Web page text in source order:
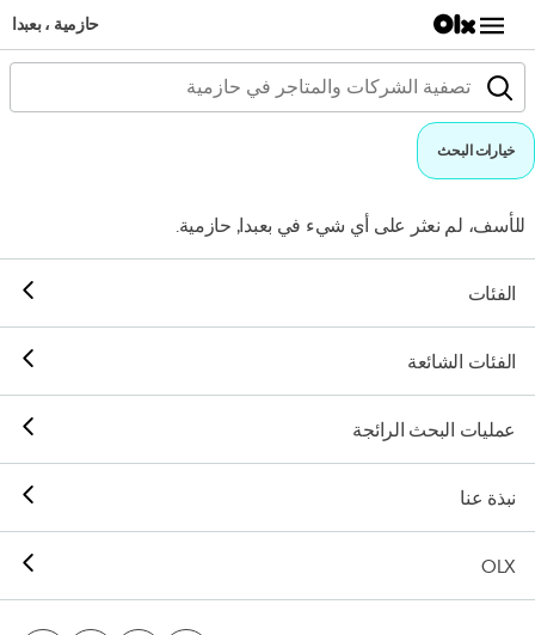
حازمية ، بعبدا
خيارات البحث
للأسف، لم نعثر على أي شيء في بعبدا, حازمية.
الفئات
الفئات الشائعة
عمليات البحث الرائجة
نبذة عنا
OLX